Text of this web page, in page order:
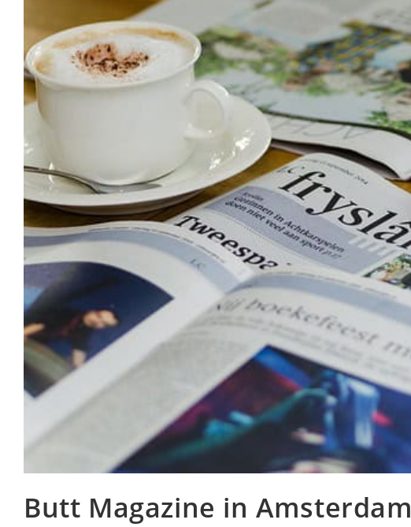
Butt Magazine in Amsterdam